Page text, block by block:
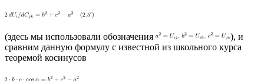
(здесь мы использовали обозначения
), и
сравним данную формулу с известной из школьного курса
теоремой косинусов